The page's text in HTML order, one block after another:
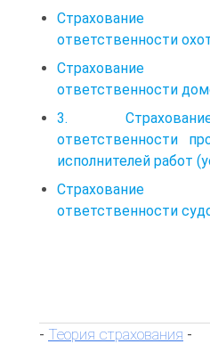
ответственности
ответственности
3.
ответственности
исполнителей работ
ответственности
- Теория страхования -